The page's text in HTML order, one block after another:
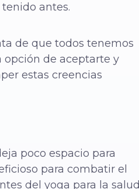
antes.
de que todos tenemos
opción de aceptarte y
estas creencias
poco espacio para
para combatir el
del yoga para la salud